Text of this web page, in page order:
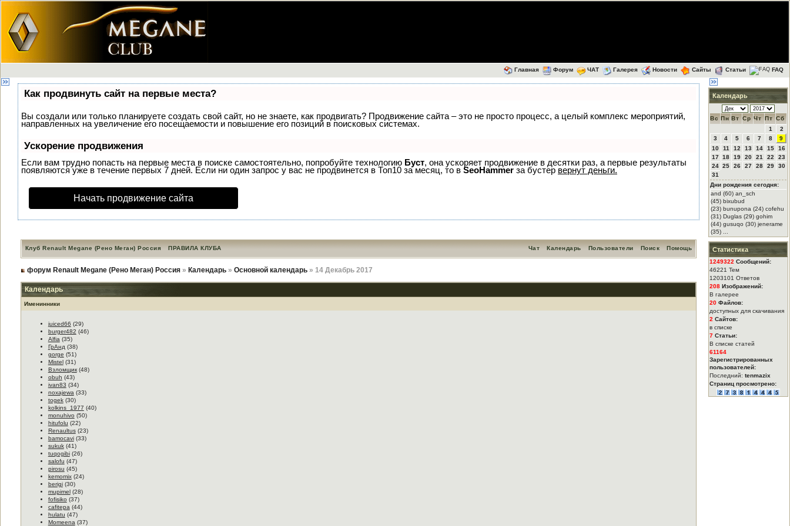
Главная Форум ЧАТ Галерея Новости Сайты Статьи FAQ
Как продвинуть сайт на первые места?
Вы создали или только планируете создать свой сайт, но не знаете, как продвигать? Продвижение сайта – это не просто процесс, а целый комплекс мероприятий,
направленных на увеличение его посещаемости и повышение его позиций в поисковых системах.
Ускорение продвижения
Если вам трудно попасть на первые места в поиске самостоятельно, попробуйте технологию Буст, она ускоряет продвижение в десятки раз, а первые результаты
появляются уже в течение первых 7 дней. Если ни один запрос у вас не продвинется в Топ10 за месяц, то в SeoHammer за бустер вернут деньги.
Начать продвижение сайта
Клуб Renault Megane (Рено Меган) Россия ПРАВИЛА КЛУБА Помощь
Поиск
Пользователи
Календарь
Чат
форум Renault Megane (Рено Меган) Россия» Календарь» Основной календарь» 14 Декабрь 2017
Календарь
Именинники
juiced66 (29)
burger482 (46)
Alfia (35)
ГрАнд (38)
gorge (51)
Mistel(31)
Взломщик(48)
obuh (43)
ivan83 (34)
noxajewa (33)
togek(30)
kolkins_1977 (40)
monuhivo (50)
hitufolu (22)
Renaultus(23)
bamocavi(33)
sukuk(41)
tuqogibi(26)
salofu (47)
pirosu (45)
kemomix(24)
berigi(30)
mupimel(28)
fofisiko (37)
cafitepa (44)
hulatu (47)
Momeena (37)
Календарь
Вс Пн Вт Ср Чт Пт Сб
1
2
3
4 5 6 7 8
9
10
11 12 13 14 15
16
17 18 19 20 21 22
23
24 25 26 27 28 29
30
31
Дни рождения сегодня:
and (60) an_sch
(45) bixubud
(23) bunupona (24) cofehu
(31) Duglas (29) gohim
(44) gusuqo (30) jenerame
(35) ...
Статистика
1249322 Сообщений:
46221 Тем
1203101 Ответов
208 Изображений:
В галерее
20 Файлов:
доступных для скачивания
2 Сайтов:
в списке
7 Статьи:
В списке статей
61164
Зарегистрированных
пользователей:
Последний: tenmazix
Страниц просмотрено: